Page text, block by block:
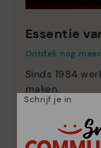
Essentie
Ontdek nog meer
Sinds 1984
maken.
Schrijf je in